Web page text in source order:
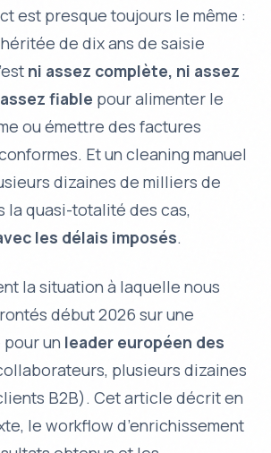
est presque toujours le même :
de dix ans de saisie
ni assez complète, ni assez
fiable pour alimenter le
ou émettre des factures
Et un cleaning manuel
dizaines de milliers de
la quasi-totalité des cas,
les délais imposés.
la situation à laquelle nous
début 2026 sur une
un leader européen des
plusieurs dizaines
B2B). Cet article décrit en
le workflow d’enrichissement